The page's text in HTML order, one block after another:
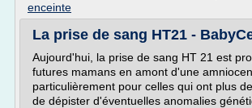
enceinte
La prise de sang HT21 -
Aujourd'hui, la prise de sang HT 21 est
futures mamans en amont d'une
particulièrement pour celles qui ont plus
de dépister d'éventuelles anomalies